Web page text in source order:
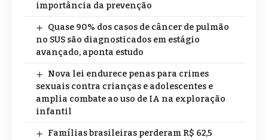
importância da prevenção
Quase 90% dos casos de câncer de pulmão
no SUS são diagnosticados em estágio
avançado, aponta estudo
Nova lei endurece penas para crimes
sexuais contra crianças e adolescentes e
amplia combate ao uso de IA na exploração
infantil
Famílias brasileiras perderam R$ 62,5